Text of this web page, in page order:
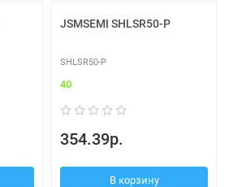
JSMSEMI SHLSR50-P
SHLSR50-P
40
354.39р.
В корзину